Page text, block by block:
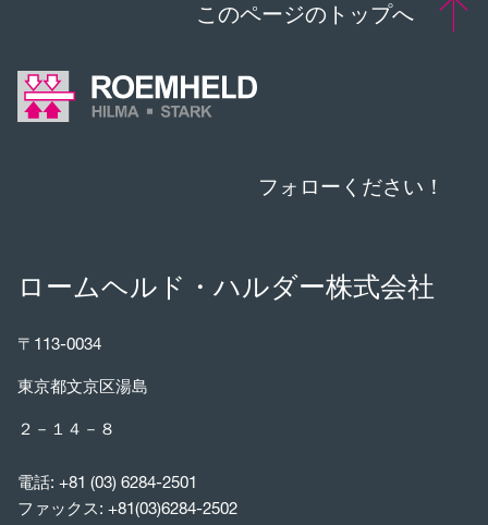
このページのトップへ
フォローください！
ロームヘルド・ハルダー株式会社
〒113-0034
東京都文京区湯島
２－１４－８
電話: +81 (03) 6284-2501
ファックス: +81(03)6284-2502